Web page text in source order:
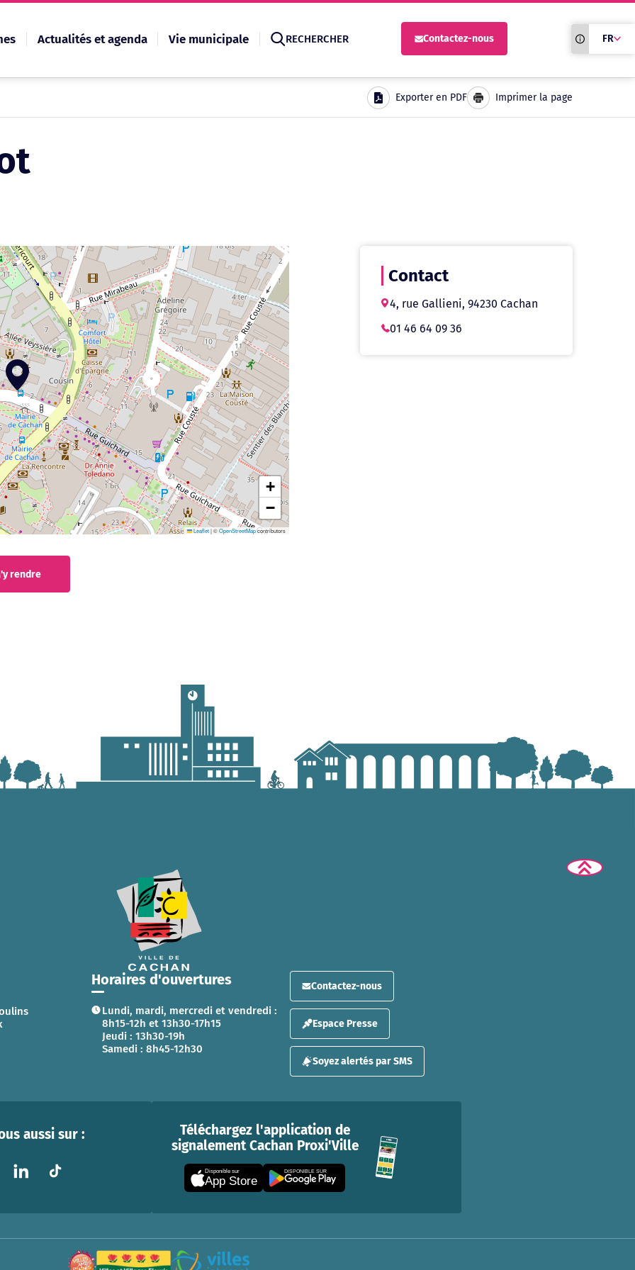
Actualités et agenda Vie municipale RECHERCHER Contactez-nous
Recherche
Traduction
siteFR
Exporter en PDF Imprimer la page
+
−
Leaflet|©OpenStreetMapcontributors
rendre
Contact
4, rue Gallieni, 94230 Cachan
01 46 64 09 36
Horaires d'ouvertures
Lundi, mardi, mercredi et vendredi :
8h15-12h et 13h30-17h15
Jeudi : 13h30-19h
Samedi : 8h45-12h30
Contactez-nous
Espace Presse
Soyez alertés par SMS
aussi sur :
Téléchargez l'application de
signalement Cachan Proxi'Ville
Disponible sur
App Store
DISPONIBLE SUR